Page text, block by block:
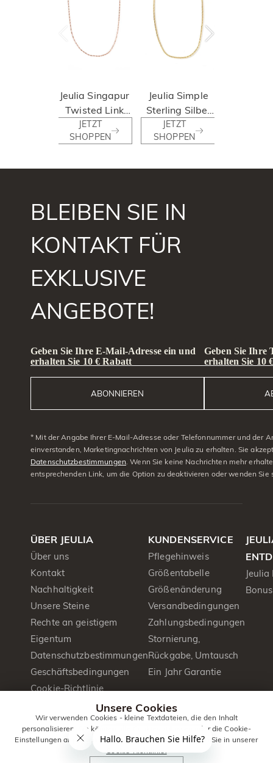
Jeulia Singapur
Twisted Link
Sterling Silber
Kette Halskette
JETZT
SHOPPEN
Jeulia Simple
Sterling Silber
Kastenkette
Halskette
JETZT
SHOPPEN
BLEIBEN SIE IN
KONTAKT FÜR
EXKLUSIVE
ANGEBOTE!
Geben Sie Ihre E-Mail-Adresse ein und
erhalten Sie 10 € Rabatt
ABONNIEREN
Geben Sie Ihre
erhalten Sie 10
* Mit der Angabe Ihrer E-Mail-Adresse oder Telefonnummer und der
einverstanden, Marketingnachrichten von Jeulia zu erhalten. Sie
Datenschutzbestimmungen . Wenn Sie keine Nachrichten mehr
entsprechenden Link, um die Option zu deaktivieren oder wenden Sie
ÜBER JEULIA
Über uns
Kontakt
Nachhaltigkeit
Unsere Steine
Rechte an geistigem
Eigentum
Datenschutzbestimmungen
Geschäftsbedingungen
Cookie-Richtlinie
Produktbroschüre
KUNDENSERVICE
Pflegehinweis
Größentabelle
Größenänderung
Versandbedingungen
Zahlungsbedingungen
Stornierung,
Rückgabe, Umtausch
Ein Jahr Garantie
Jeulia
Jeulia . Alle Rechte
Unsere Cookies
Wir verwenden Cookies - kleine Textdateien, die den Inhalt
personalisieren. Sie können alle Cookies zulassen oder die Cookie-
Einstellungen anpassen. Weitere Informationen erhalten Sie in unserer
Cookie-Richtlinie.